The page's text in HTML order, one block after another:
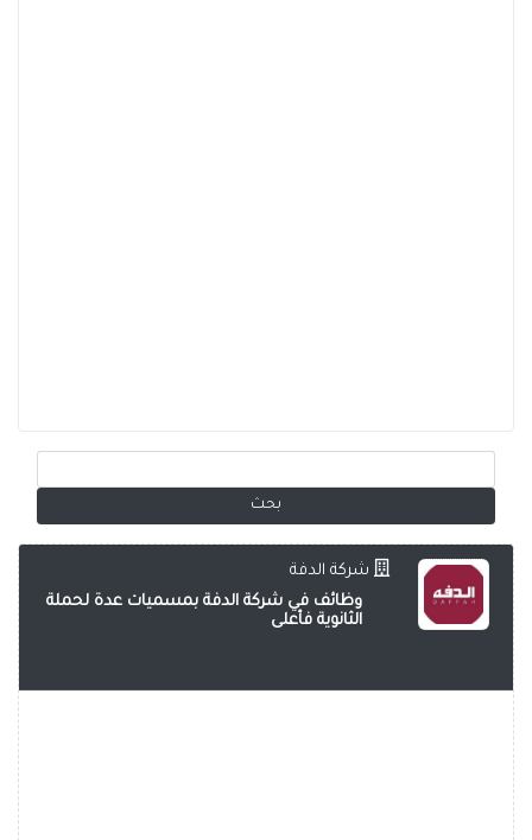
شركة الدفة
وظائف في شركة الدفة بمسميات عدة لحملة
الثانوية فأعلى